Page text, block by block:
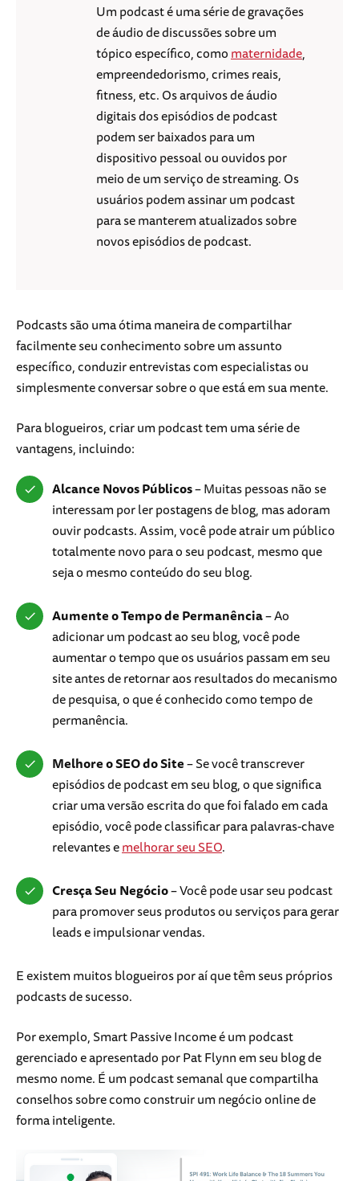
Um podcast é uma série de gravações
de áudio de discussões sobre um
tópico específico, comomaternidade,
empreendedorismo, crimes reais,
fitness, etc. Os arquivos de áudio
digitais dos episódios de podcast
podem ser baixados para um
dispositivo pessoal ou ouvidos por
meio de um serviço de streaming. Os
usuários podem assinar um podcast
para se manterem atualizados sobre
novos episódios de podcast.
Podcasts são uma ótima maneira de compartilhar
facilmente seu conhecimento sobre um assunto
específico, conduzir entrevistas com especialistas ou
simplesmente conversar sobre o que está em sua mente.
Para blogueiros, criar um podcast tem uma série de
vantagens, incluindo:
Alcance Novos Públicos– Muitas pessoas não se
interessam por ler postagens de blog, mas adoram
ouvir podcasts. Assim, você pode atrair um público
totalmente novo para o seu podcast, mesmo que
seja o mesmo conteúdo do seu blog.
Aumente o Tempo de Permanência– Ao
adicionar um podcast ao seu blog, você pode
aumentar o tempo que os usuários passam em seu
site antes de retornar aos resultados do mecanismo
de pesquisa, o que é conhecido como tempo de
permanência.
Melhore o SEO do Site– Se você transcrever
episódios de podcast em seu blog, o que significa
criar uma versão escrita do que foi falado em cada
episódio, você pode classificar para palavras-chave
relevantes emelhorar seu SEO.
Cresça Seu Negócio– Você pode usar seu podcast
para promover seus produtos ou serviços para gerar
leads e impulsionar vendas.
E existem muitos blogueiros por aí que têm seus próprios
podcasts de sucesso.
Por exemplo, Smart Passive Income é um podcast
gerenciado e apresentado por Pat Flynn em seu blog de
mesmo nome. É um podcast semanal que compartilha
conselhos sobre como construir um negócio online de
forma inteligente.